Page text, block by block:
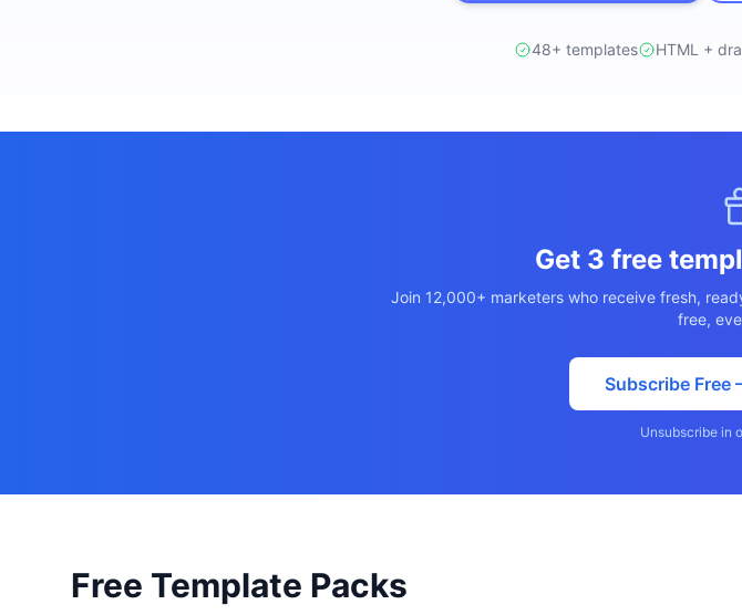
Chatbot + Lead อัตโนมัติ48+ templates HTML +
Get 3 free
Join 12,000+ marketers who receive fresh,
free,
Subscribe Free
Unsubscribe in
Free Template Packs